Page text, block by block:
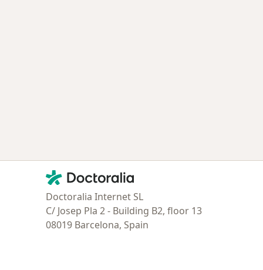
Contacto
Doctoralia - Página de inicio
Doctoralia Internet SL
C/ Josep Pla 2 - Building B2, floor 13
08019 Barcelona, Spain